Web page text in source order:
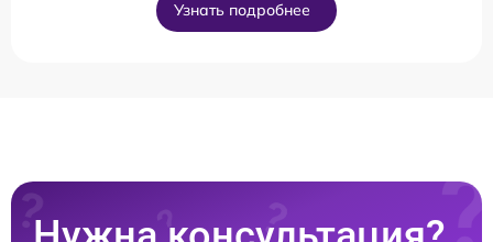
Узнать подробнее